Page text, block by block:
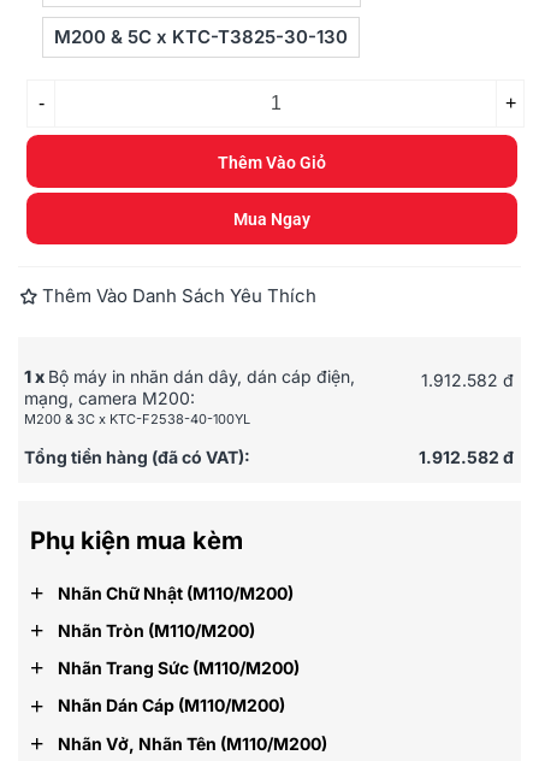
M200 & 5C x KTC-T3825-30-130
- +
Thêm Vào Giỏ
Mua Ngay
Thêm Vào Danh Sách Yêu Thích
1 x Bộ máy in nhãn dán dây, dán cáp điện,
mạng, camera M200:
M200 & 3C x KTC-F2538-40-100YL
1.912.582 đ
Tổng tiền hàng (đã có VAT): 1.912.582 đ
Phụ kiện mua kèm
+ Nhãn Chữ Nhật (M110/M200)
+ Nhãn Tròn (M110/M200)
+ Nhãn Trang Sức (M110/M200)
+ Nhãn Dán Cáp (M110/M200)
+ Nhãn Vở, Nhãn Tên (M110/M200)